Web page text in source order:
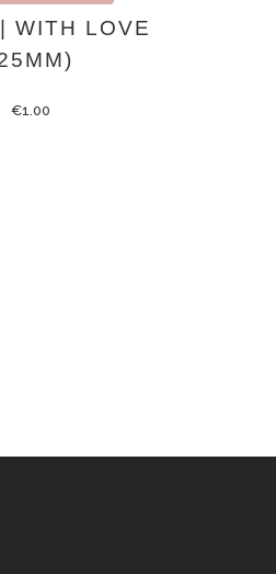
WITH LOVE
€1.00